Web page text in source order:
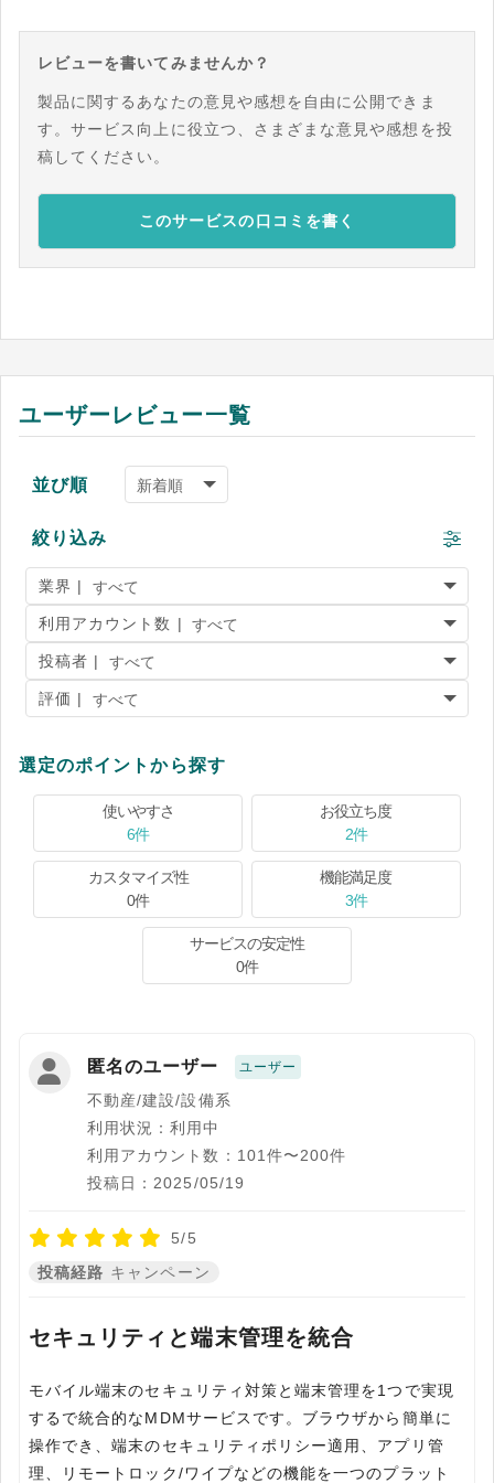
レビューを書いてみませんか？
製品に関するあなたの意見や感想を自由に公開できま
す。サービス向上に役立つ、さまざまな意見や感想を投
稿してください。
このサービスの口コミを書く
ユーザーレビュー一覧
並び順
絞り込み
業界 |
利用アカウント数 |
投稿者 |
評価 |
選定のポイントから探す
使いやすさ
6件
お役立ち度
2件
カスタマイズ性
0件
機能満足度
3件
サービスの安定性
0件
匿名のユーザー ユーザー
不動産/建設/設備系
利用状況：利用中
利用アカウント数：101件〜200件
投稿日：2025/05/19
5/5
投稿経路 キャンペーン
セキュリティと端末管理を統合
モバイル端末のセキュリティ対策と端末管理を1つで実現
するで統合的なMDMサービスです。ブラウザから簡単に
操作でき、端末のセキュリティポリシー適用、アプリ管
理、リモートロック/ワイプなどの機能を一つのプラット